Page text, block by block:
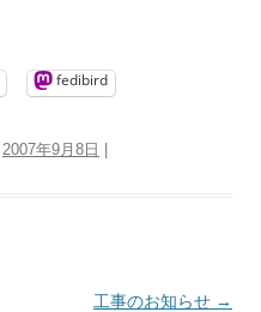
fedibird
2007年9月8日 |
工事のお知らせ →